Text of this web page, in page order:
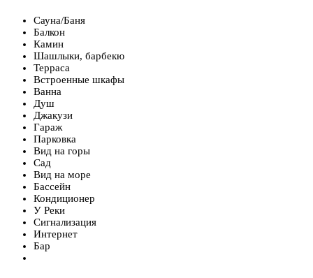
Сауна/Баня
Балкон
Камин
Шашлыки, барбекю
Терраса
Встроенные шкафы
Ванна
Душ
Джакузи
Гараж
Парковка
Вид на горы
Сад
Вид на море
Бассейн
Кондиционер
У Реки
Сигнализация
Интернет
Бар